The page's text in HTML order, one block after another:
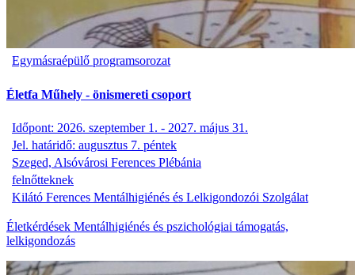
Egymásraépülő programsorozat
Életfa Műhely - önismereti csoport
Időpont: 2026. szeptember 1. - 2027. május 31.
Jel. határidő: augusztus 7. péntek
Szeged, Alsóvárosi Ferences Plébánia
felnőtteknek
Kilátó Ferences Mentálhigiénés és Lelkigondozói Szolgálat
Életkérdések Mentálhigiénés és pszichológiai támogatás,
lelkigondozás